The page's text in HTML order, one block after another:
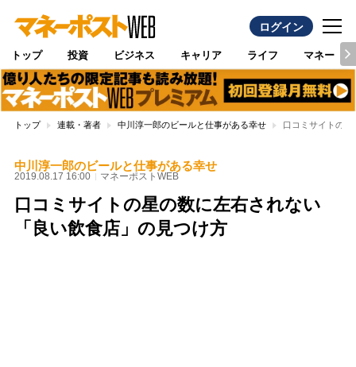
ログイン
トップ 投資 ビジネス キャリア ライフ マネー
トップ 連載・著者 中川淳一郎のビールと仕事がある幸せ 口コミサイトの
中川淳一郎のビールと仕事がある幸せ
2019.08.17 16:00 マネーポストWEB
口コミサイトの星の数に左右されない
「良い飲食店」の見つけ方